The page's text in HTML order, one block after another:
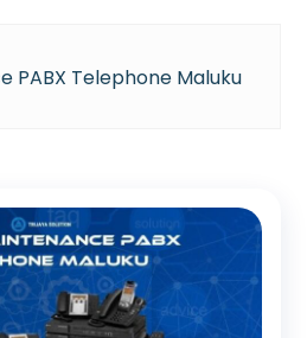
PABX Telephone Maluku